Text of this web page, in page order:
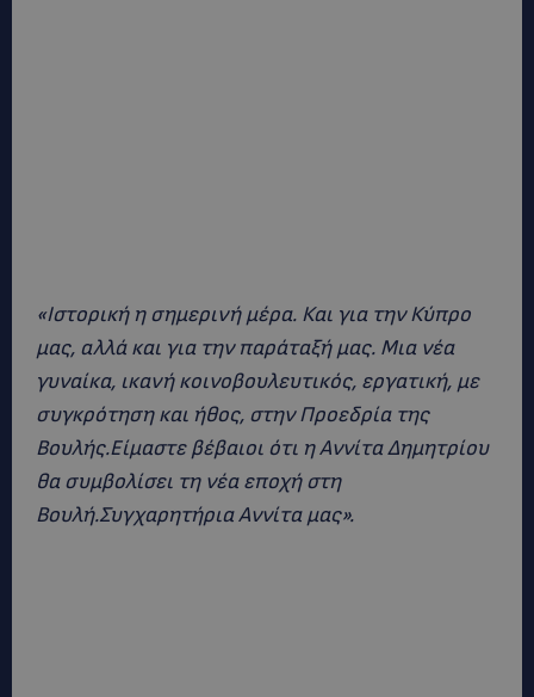
«Ιστορική η σημερινή μέρα. Και για την Κύπρο
μας, αλλά και για την παράταξή μας. Μια νέα
γυναίκα, ικανή κοινοβουλευτικός, εργατική, με
συγκρότηση και ήθος, στην Προεδρία της
Βουλής.Είμαστε βέβαιοι ότι η Αννίτα Δημητρίου
θα συμβολίσει τη νέα εποχή στη
Βουλή.Συγχαρητήρια Αννίτα μας».